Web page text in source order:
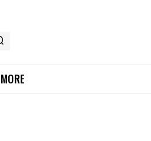
MORE